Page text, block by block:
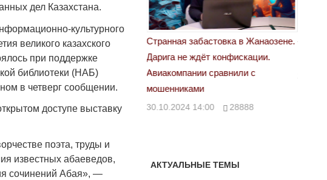
дел Казахстана.
культурного
великого казахского
при поддержке
библиотеки (НАБ)
в четверг сообщении.
доступе выставку
поэта, труды и
известных абаеведов,
сочинений Абая», —
забастовка в Жанаозене.
не ждёт конфискации.
сравнили с
14:00 28888
«Новый Казахстан не говорит всей
правды»
29.10.2024 09:00 39623
АКТУАЛЬНЫЕ ТЕМЫ